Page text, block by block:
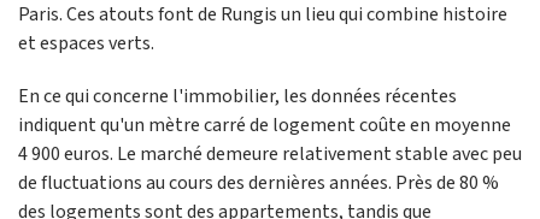
Paris. Ces atouts font de Rungis un lieu qui combine histoire
et espaces verts.
En ce qui concerne l'immobilier, les données récentes
indiquent qu'un mètre carré de logement coûte en moyenne
4 900 euros. Le marché demeure relativement stable avec peu
de fluctuations au cours des dernières années. Près de 80 %
des logements sont des appartements, tandis que